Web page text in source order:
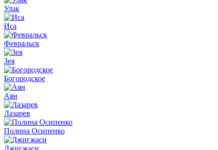
Улак
Иса
Февральск
Зея
Богородское
Аян
Лазарев
Полина Осипенко
Джигжаси